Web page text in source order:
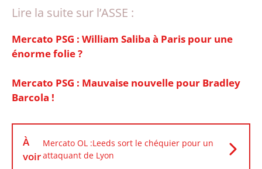
Lire la suite sur l’ASSE :
Mercato PSG : William Saliba à Paris pour une
énorme folie ?
Mercato PSG : Mauvaise nouvelle pour Bradley
Barcola !
À
voir
Mercato OL :Leeds sort le chéquier pour un
attaquant de Lyon